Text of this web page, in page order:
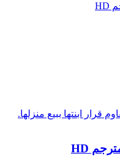
قرار ابنتها ببيع منزلها.